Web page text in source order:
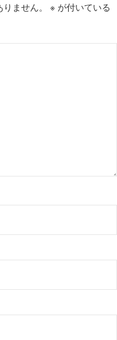
ません。 ※ が付いている